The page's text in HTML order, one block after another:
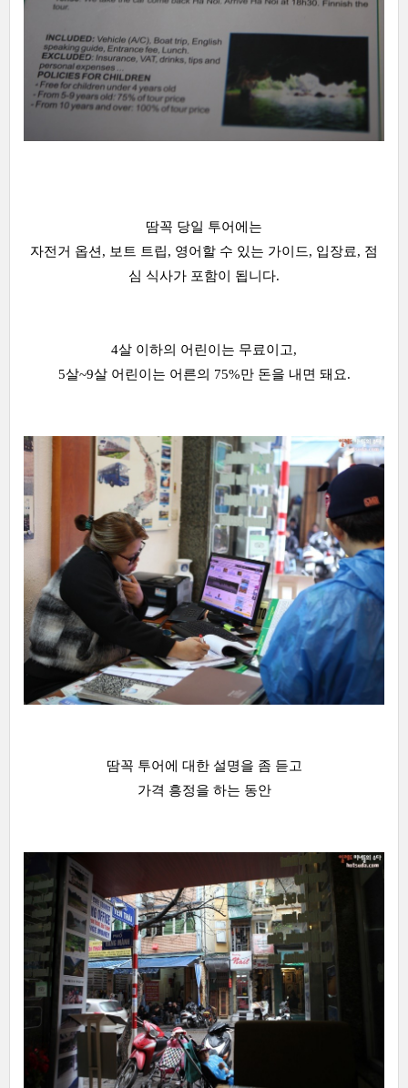
땀꼭 당일 투어에는
자전거 옵션, 보트 트립, 영어할 수 있는 가이드, 입장료, 점
심 식사가 포함이 됩니다.
4살 이하의 어린이는 무료이고,
5살~9살 어린이는 어른의 75%만 돈을 내면 돼요.
땀꼭 투어에 대한 설명을 좀 듣고
가격 흥정을 하는 동안